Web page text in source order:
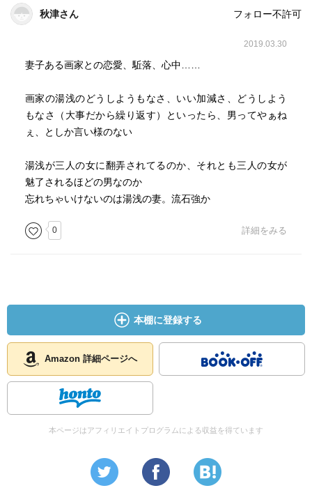
秋津さん フォロー不許可
2019.03.30
妻子ある画家との恋愛、駈落、心中……
画家の湯浅のどうしようもなさ、いい加減さ、どうしよう
もなさ（大事だから繰り返す）といったら、男ってやぁね
ぇ、としか言い様のない
湯浅が三人の女に翻弄されてるのか、それとも三人の女が
魅了されるほどの男なのか
忘れちゃいけないのは湯浅の妻。流石強か
0 詳細をみる
本棚に登録する
Amazon 詳細ページへ
本ページはアフィリエイトプログラムによる収益を得ています